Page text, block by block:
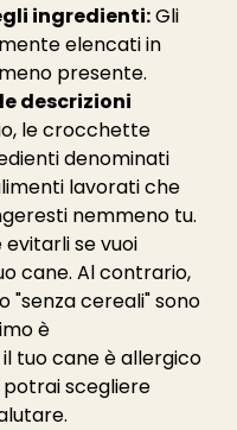
ingredienti: Gli
elencati in
presente.
descrizioni
le crocchette
denominati
lavorati che
nemmeno tu.
se vuoi
cane. Al contrario,
"senza cereali" sono
è
tuo cane è allergico
potrai scegliere